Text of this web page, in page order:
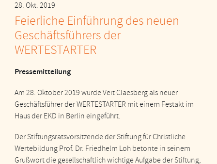
28. Okt. 2019
Feierliche Einführung des neuen
Geschäftsführers der
WERTESTARTER
Pressemitteilung
Am 28. Oktober 2019 wurde Veit Claesberg als neuer
Geschäftsführer der WERTESTARTER mit einem Festakt im
Haus der EKD in Berlin eingeführt.
Der Stiftungsratsvorsitzende der Stiftung für Christliche
Wertebildung Prof. Dr. Friedhelm Loh betonte in seinem
Grußwort die gesellschaftlich wichtige Aufgabe der Stiftung,